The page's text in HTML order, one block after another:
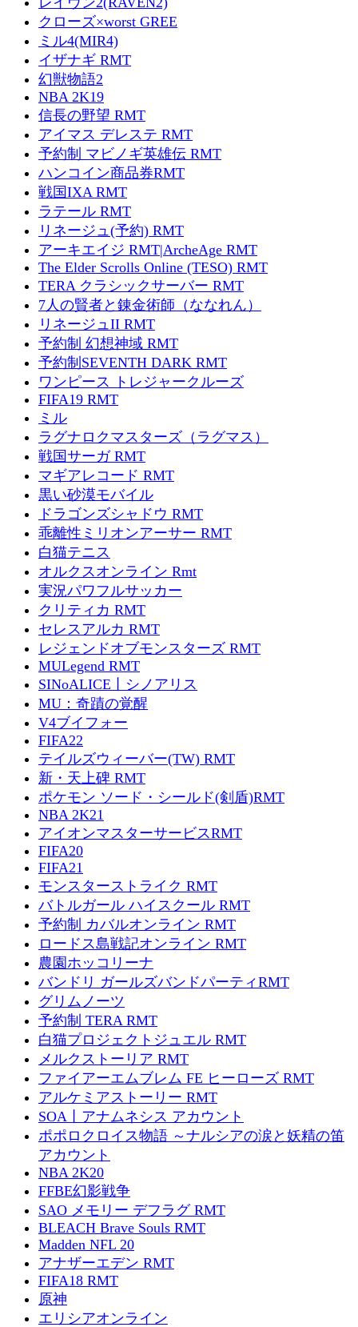
クローズ×worst GREE
ミル4(MIR4)
イザナギ RMT
幻獣物語2
NBA 2K19
信長の野望 RMT
アイマス デレステ RMT
予約制 マビノギ英雄伝 RMT
ハンコイン商品券RMT
戦国IXA RMT
ラテール RMT
リネージュ(予約) RMT
アーキエイジ RMT|ArcheAge RMT
The Elder Scrolls Online (TESO) RMT
TERA クラシックサーバー RMT
7人の賢者と錬金術師（ななれん）
リネージュII RMT
予約制 幻想神域 RMT
予約制SEVENTH DARK RMT
ワンピース トレジャークルーズ
FIFA19 RMT
ミル
ラグナロクマスターズ（ラグマス）
戦国サーガ RMT
マギアレコード RMT
黒い砂漠モバイル
ドラゴンズシャドウ RMT
乖離性ミリオンアーサー RMT
白猫テニス
オルクスオンライン Rmt
実況パワフルサッカー
クリティカ RMT
セレスアルカ RMT
レジェンドオブモンスターズ RMT
MULegend RMT
SINoALICE丨シノアリス
MU：奇蹟の覚醒
V4ブイフォー
FIFA22
テイルズウィーバー(TW) RMT
新・天上碑 RMT
ポケモン ソード・シールド(剣盾)RMT
NBA 2K21
アイオンマスターサービスRMT
FIFA20
FIFA21
モンスターストライク RMT
バトルガール ハイスクール RMT
予約制 カバルオンライン RMT
ロードス島戦記オンライン RMT
農園ホッコリーナ
バンドリ ガールズバンドパーティRMT
グリムノーツ
予約制 TERA RMT
白猫プロジェクトジュエル RMT
メルクストーリア RMT
ファイアーエムブレム FE ヒーローズ RMT
アルケミアストーリー RMT
SOA丨アナムネシス アカウント
ポポロクロイス物語 ～ナルシアの涙と妖精の笛
アカウント
NBA 2K20
FFBE幻影戦争
SAO メモリー デフラグ RMT
BLEACH Brave Souls RMT
Madden NFL 20
アナザーエデン RMT
FIFA18 RMT
原神
エリシアオンライン